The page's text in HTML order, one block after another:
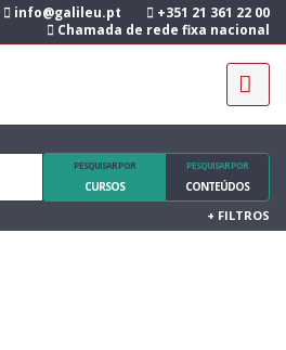
info@galileu.pt
+351 21 361 22 00
Chamada de rede fixa nacional
PESQUISAR POR
CURSOS
PESQUISAR POR
CONTEÚDOS
+ FILTROS